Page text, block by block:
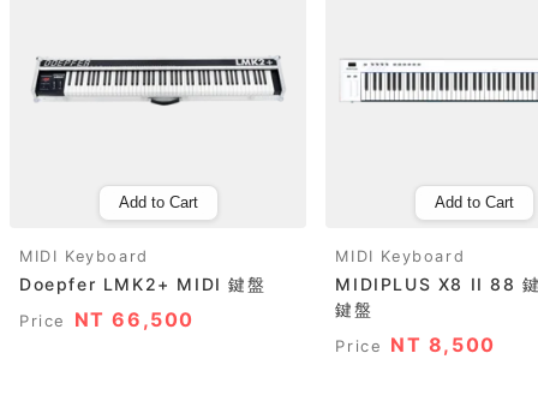
Add to Cart
MIDI Keyboard
Doepfer LMK2+ MIDI 鍵盤
Price NT 66,500
Add to Cart
MIDI Keyboard
MIDIPLUS X8 II 88
鍵盤
Price NT 8,500